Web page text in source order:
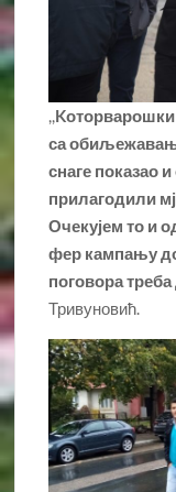
,,
са
снаге показао
прилагодили
Очекујем то и
фер кампању
поговора
Тривуновић.